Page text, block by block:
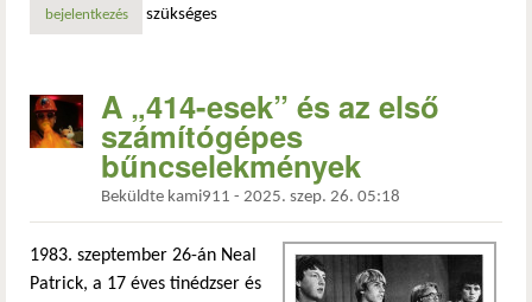
bejelentkezés szükséges
A „414-esek” és az első
számítógépes
bűncselekmények
Beküldte kami911 - 2025. szep. 26. 05:18
1983. szeptember 26-án Neal
Patrick, a 17 éves tinédzser és